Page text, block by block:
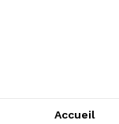
Accueil